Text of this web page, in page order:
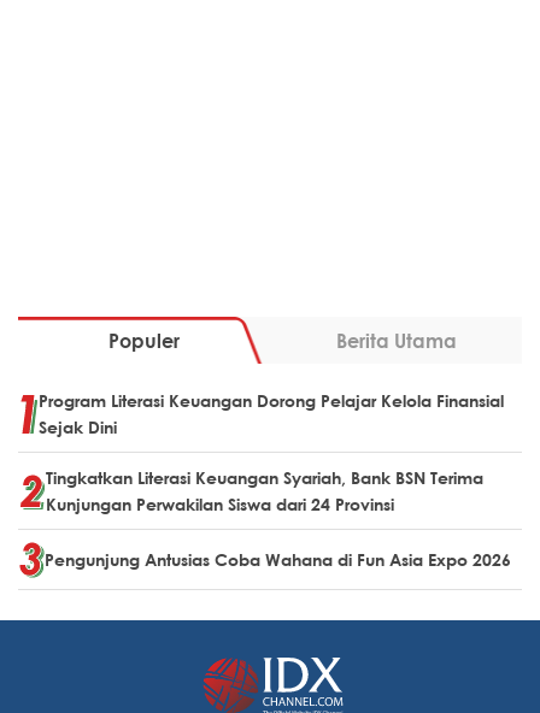
Populer Berita Utama
Program Literasi Keuangan Dorong Pelajar Kelola Finansial
Sejak Dini
Tingkatkan Literasi Keuangan Syariah, Bank BSN Terima
Kunjungan Perwakilan Siswa dari 24 Provinsi
Pengunjung Antusias Coba Wahana di Fun Asia Expo 2026